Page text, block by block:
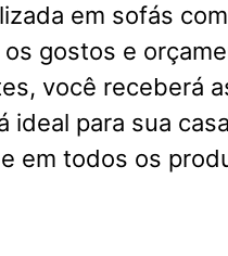
em sofás
gostos e
você receberá
para sua
em todos os